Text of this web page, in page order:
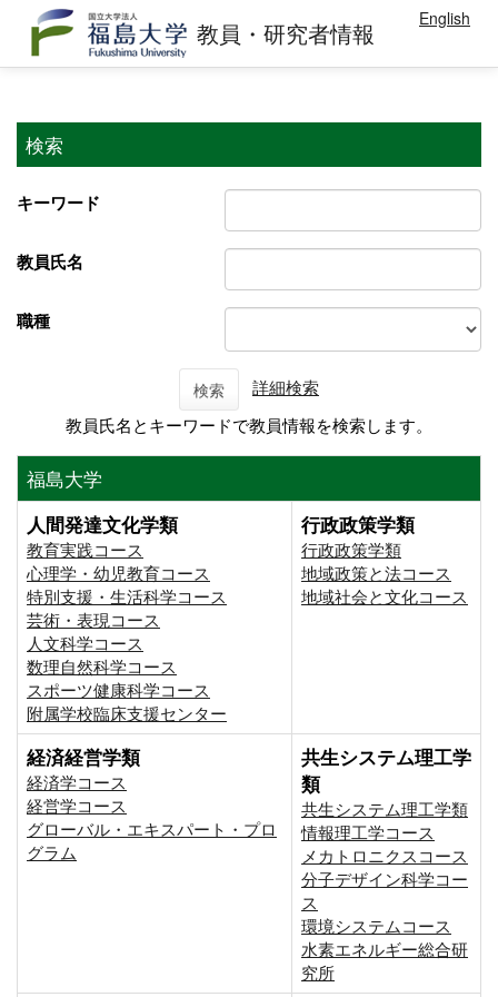
教員・研究者情報 English
検索
キーワード
教員氏名
職種
検索
詳細検索
教員氏名とキーワードで教員情報を検索します。
福島大学
人間発達文化学類
教育実践コース
心理学・幼児教育コース
特別支援・生活科学コース
芸術・表現コース
人文科学コース
数理自然科学コース
スポーツ健康科学コース
附属学校臨床支援センター
行政政策学類
行政政策学類
地域政策と法コース
地域社会と文化コース
経済経営学類
経済学コース
経営学コース
グローバル・エキスパート・プロ
グラム
共生システム理工学
類
共生システム理工学類
情報理工学コース
メカトロニクスコース
分子デザイン科学コー
ス
環境システムコース
⽔素エネルギー総合研
究所